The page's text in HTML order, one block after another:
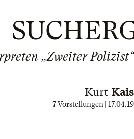
„Zweiter
Kurt
7 Vorstellungen |